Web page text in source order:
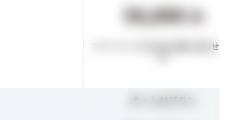
50,000
フリーワードであらゆる問い合わせに対